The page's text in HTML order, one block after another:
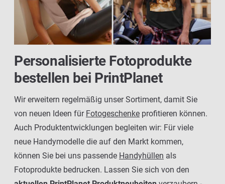
Personalisierte Fotoprodukte
bestellen bei PrintPlanet
Wir erweitern regelmäßig unser Sortiment, damit Sie
von neuen Ideen für Fotogeschenke profitieren können.
Auch Produktentwicklungen begleiten wir: Für viele
neue Handymodelle die auf den Markt kommen,
können Sie bei uns passende Handyhüllen als
Fotoprodukte bedrucken. Lassen Sie sich von den